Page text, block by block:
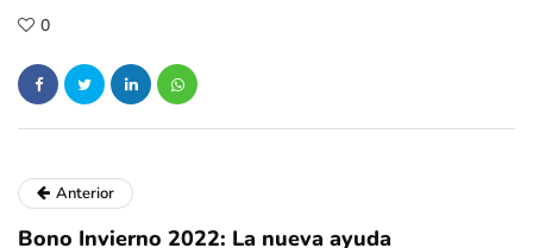
0
Anterior
Bono Invierno 2022: La nueva ayuda